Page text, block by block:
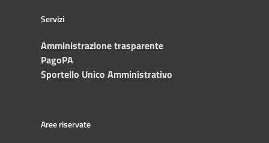
Servizi
Amministrazione trasparente
PagoPA
Sportello Unico Amministrativo
Aree riservate